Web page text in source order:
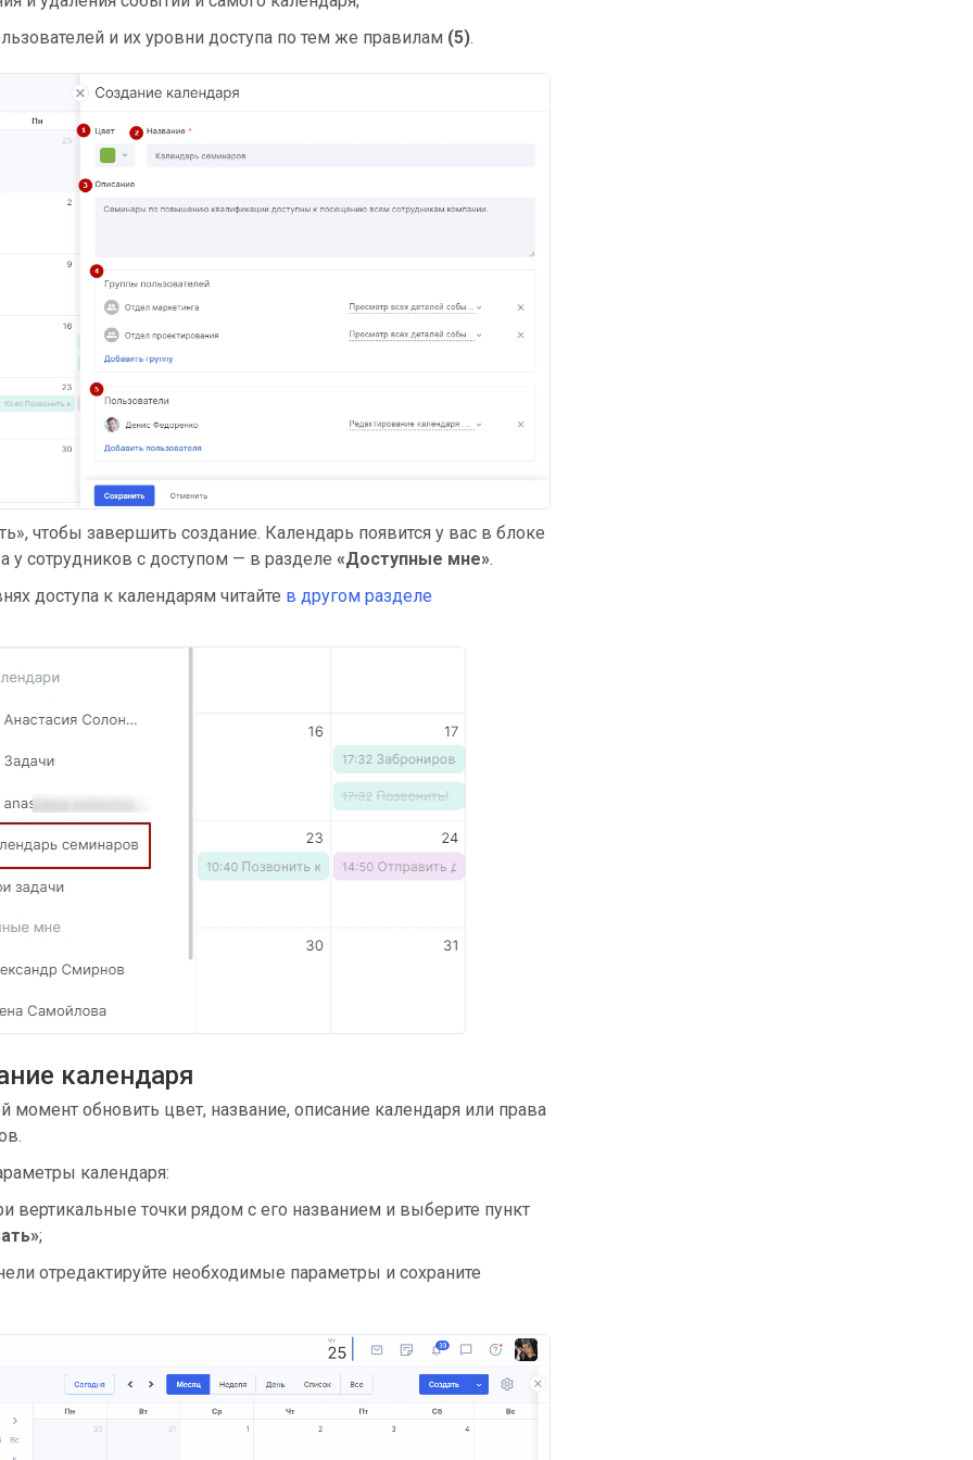
и их уровни доступа по тем же правилам (5).
чтобы завершить создание. Календарь появится у вас в блоке
у сотрудников с доступом — в разделе «Доступные мне».
доступа к календарям читайте в другом разделе
календаря
обновить цвет, название, описание календаря или права
календаря:
вертикальные точки рядом с его названием и выберите пункт
;
отредактируйте необходимые параметры и сохраните